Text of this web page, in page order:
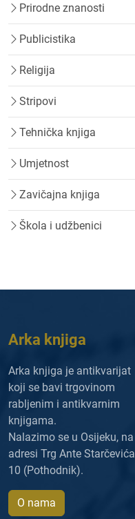
Prirodne znanosti
Publicistika
Religija
Stripovi
Tehnička knjiga
Umjetnost
Zavičajna knjiga
Škola i udžbenici
Arka knjiga
Arka knjiga je antikvarijat
koji se bavi trgovinom
rabljenim i antikvarnim
knjigama.
Nalazimo se u Osijeku, na
adresi Trg Ante Starčevića
10 (Pothodnik).
O nama